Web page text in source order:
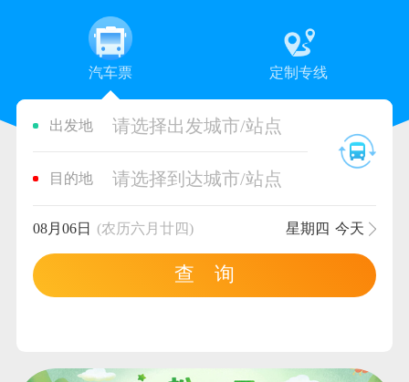
汽车票 定制专线
出发地 请选择出发城市/站点
目的地 请选择到达城市/站点
08月06日 (农历六月廿四) 星期四 今天
查 询